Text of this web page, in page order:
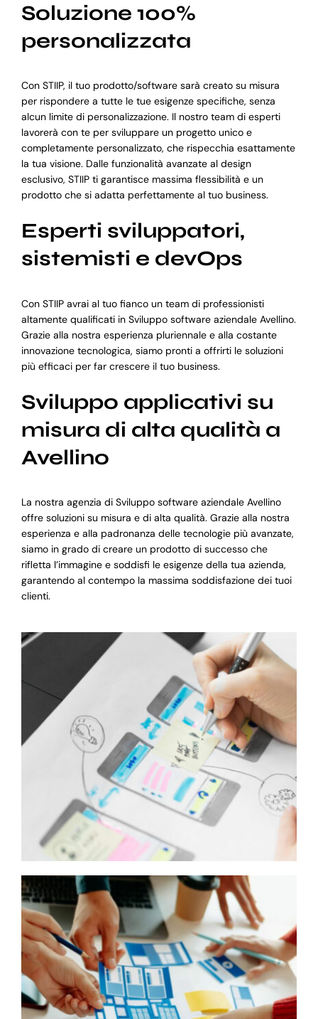
Soluzione 100%
personalizzata
Con STIIP, il tuo prodotto/software sarà creato su misura
per rispondere a tutte le tue esigenze specifiche, senza
alcun limite di personalizzazione. Il nostro team di esperti
lavorerà con te per sviluppare un progetto unico e
completamente personalizzato, che rispecchia esattamente
la tua visione. Dalle funzionalità avanzate al design
esclusivo, STIIP ti garantisce massima flessibilità e un
prodotto che si adatta perfettamente al tuo business.
Esperti sviluppatori,
sistemisti e devOps
Con STIIP avrai al tuo fianco un team di professionisti
altamente qualificati in Sviluppo software aziendale Avellino.
Grazie alla nostra esperienza pluriennale e alla costante
innovazione tecnologica, siamo pronti a offrirti le soluzioni
più efficaci per far crescere il tuo business.
Sviluppo applicativi su
misura di alta qualità a
Avellino
La nostra agenzia di Sviluppo software aziendale Avellino
offre soluzioni su misura e di alta qualità. Grazie alla nostra
esperienza e alla padronanza delle tecnologie più avanzate,
siamo in grado di creare un prodotto di successo che
rifletta l’immagine e soddisfi le esigenze della tua azienda,
garantendo al contempo la massima soddisfazione dei tuoi
clienti.